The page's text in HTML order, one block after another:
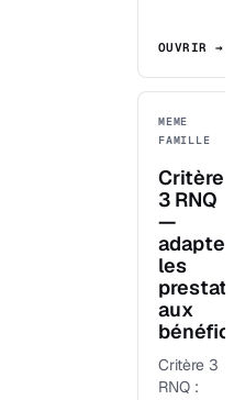
OUVRIR →
MEME
FAMILLE
Critère
3 RNQ
—
adapter
les
aux
Critère 3
RNQ :